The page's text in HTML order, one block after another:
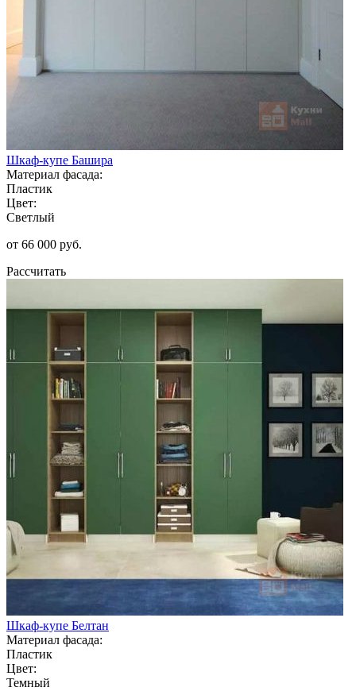
Шкаф-купе Башира
Материал фасада:
Пластик
Цвет:
Светлый
от 66 000 руб.
Рассчитать
Шкаф-купе Белтан
Материал фасада:
Пластик
Цвет:
Темный